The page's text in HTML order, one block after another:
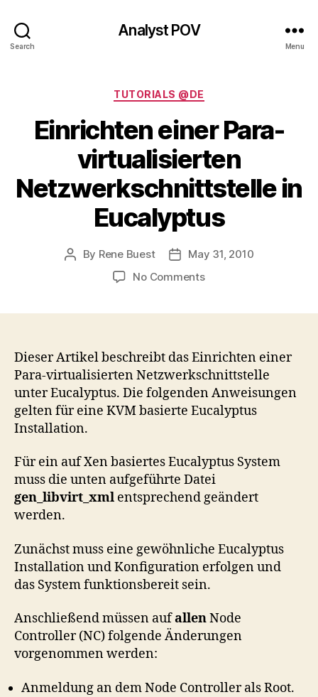
Search
Analyst POV
Menu
Categories
TUTORIALS @DE
Einrichten einer Para-
virtualisierten
Netzwerkschnittstelle in
Eucalyptus
Post
By Rene Buest
PostMay 31, 2010
No Commentson
Netzwerkschnittstelle
in
Eucalyptus
Dieser Artikel beschreibt das Einrichten einer
Para-virtualisierten Netzwerkschnittstelle
unter Eucalyptus. Die folgenden Anweisungen
gelten für eine KVM basierte Eucalyptus
Installation.
Für ein auf Xen basiertes Eucalyptus System
muss die unten aufgeführte Datei
gen_libvirt_xml entsprechend geändert
werden.
Zunächst muss eine gewöhnliche Eucalyptus
Installation und Konfiguration erfolgen und
das System funktionsbereit sein.
Anschließend müssen aufallenNode
Controller (NC) folgende Änderungen
vorgenommen werden:
Anmeldung an dem Node Controller als Root.